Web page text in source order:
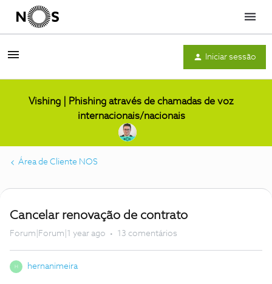
Menu
Iniciar sessão
Vishing | Phishing através de chamadas de voz
internacionais/nacionais
Área de Cliente NOS
Cancelar renovação de contrato
Forum|Forum|1 year ago 13 comentários
H hernanimeira